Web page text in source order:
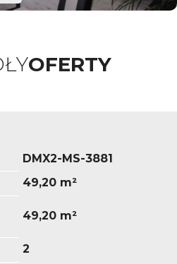
OFERTY
DMX2-MS-3881
49,20 m²
49,20 m²
2